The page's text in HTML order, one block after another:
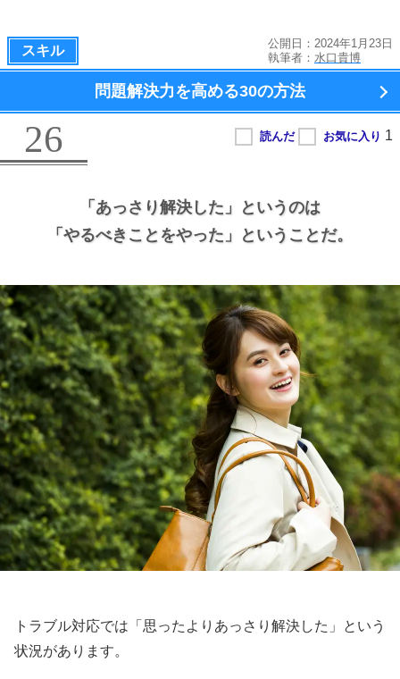
スキル
公開日：2024年1月23日
執筆者： 水口貴博
問題解決力を高める30の方法
26
「あっさり解決した」というのは
「やるべきことをやった」ということだ。
トラブル対応では「思ったよりあっさり解決した」という
状況があります。